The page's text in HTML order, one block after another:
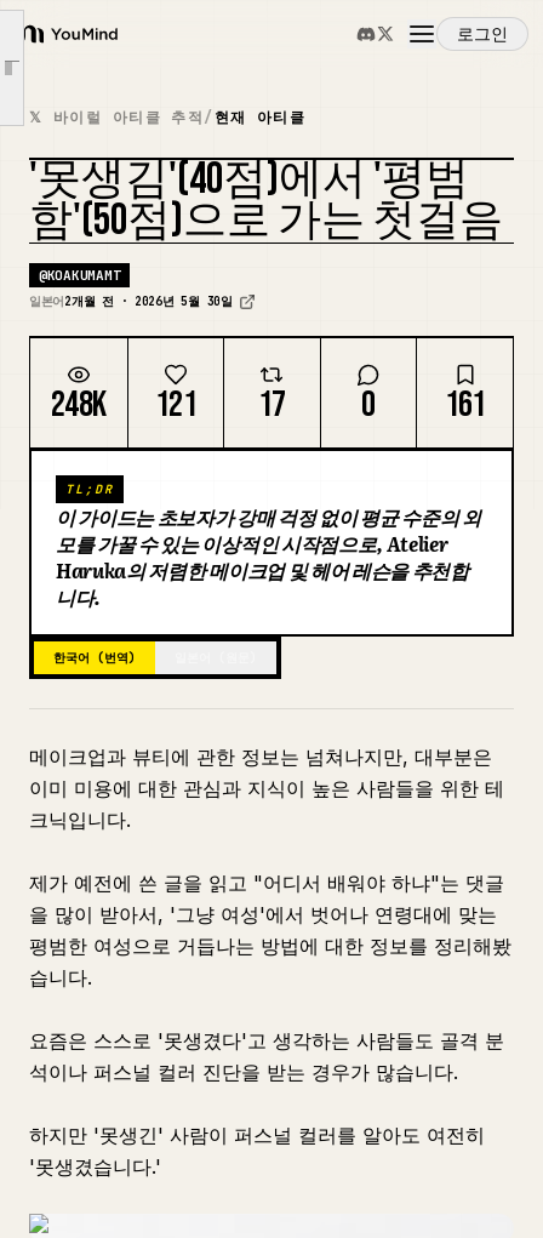
YouMind
로그인
개요
사용 사례
스킬
프롬프트
가격
다운로드
블로그
업데이트
Article outline
이유 4: 강요성 영업이 없다
단점 4: 상담이 없다
레슨을 수강한 사람들의 후기
Atelier Haruka가 적합한 사람
제가 작성한 다른 글들
𝕏 바이럴 아티클 추적/ 현재 아티클
'못생김'(40점)에서 '평범
함'(50점)으로 가는 첫걸음
@KOAKUMAMT
일본어2개월 전 · 2026년 5월 30일
248K 121 17 0 161
TL;DR
이 가이드는 초보자가 강매 걱정 없이 평균 수준의 외
모를 가꿀 수 있는 이상적인 시작점으로, Atelier
Haruka의 저렴한 메이크업 및 헤어 레슨을 추천합
니다.
한국어 (번역)
메이크업과 뷰티에 관한 정보는 넘쳐나지만, 대부분은
이미 미용에 대한 관심과 지식이 높은 사람들을 위한 테
크닉입니다.
제가 예전에 쓴 글을 읽고 "어디서 배워야 하냐"는 댓글
을 많이 받아서, '그냥 여성'에서 벗어나 연령대에 맞는
평범한 여성으로 거듭나는 방법에 대한 정보를 정리해봤
습니다.
요즘은 스스로 '못생겼다'고 생각하는 사람들도 골격 분
석이나 퍼스널 컬러 진단을 받는 경우가 많습니다.
하지만 '못생긴' 사람이 퍼스널 컬러를 알아도 여전히
'못생겼습니다.'